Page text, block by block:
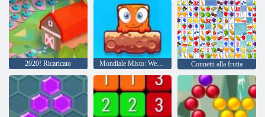
2020! Ricaricato Mondiale Misto: Weekend Connetti alla frutta